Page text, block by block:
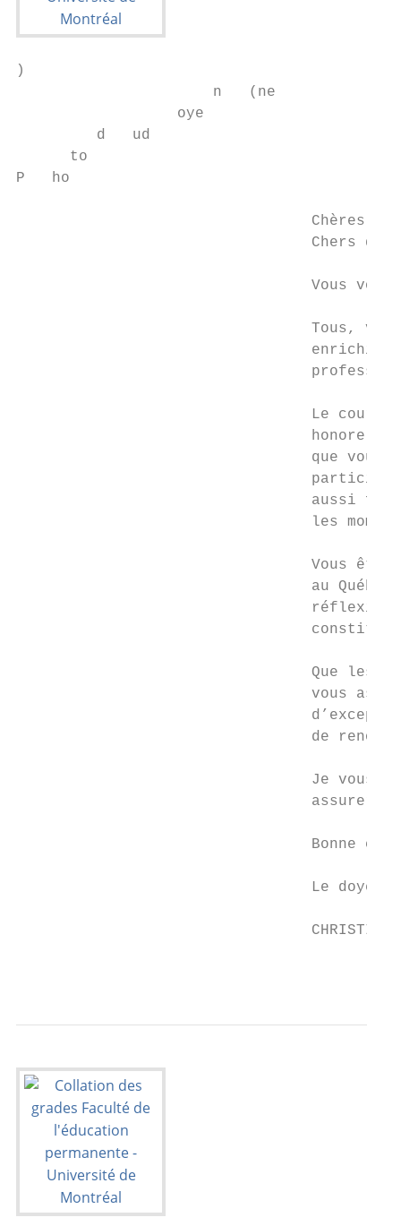
)
                      n   (ne
                  oye
         d   ud
      to
P   ho
Chères
Chers
Vous
Tous,
Le
honore.
que vous
aussi
les
Vous
au
Que les
vous
de
Je vous
assurer
Bonne
                                 Le doyen,
CHRISTIAN